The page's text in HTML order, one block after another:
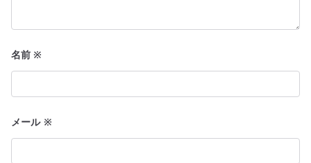
名前※
メール ※